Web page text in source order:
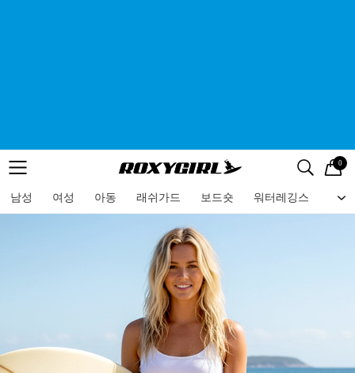
메뉴 검색
로고 0
남성 여성 아동 래쉬가드 보드숏 워터레깅스 비
메뉴